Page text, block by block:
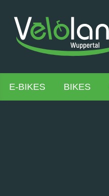
E-BIKES BIKES